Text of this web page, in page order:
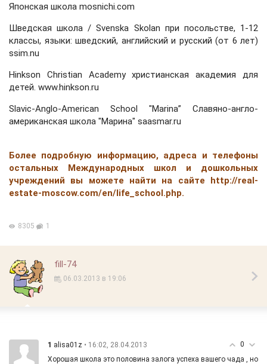
Японская школа mosnichi.com
Шведская школа / Svenska Skolan при посольстве, 1-12
классы, языки: шведский, английский и русский (от 6 лет)
ssim.nu
Hinkson Christian Academy христианская академия для
детей. www.hinkson.ru
Slavic-Anglo-American School "Marina” Славяно-англо-
американская школа "Марина" saasmar.ru
Более подробную информацию, адреса и телефоны
остальных Международных школ и дошкольных
учреждений вы можете найти на сайте http://real-
estate-moscow.com/en/life_school.php.
8305 1
fill-74
06.03.2013 в 19:06
0
1 alisa01z • 16:02, 28.04.2013
Хорошая школа это половина залога успеха вашего чада , но